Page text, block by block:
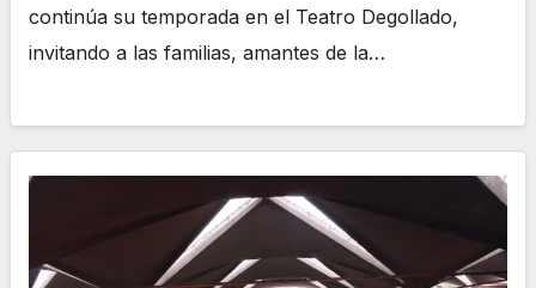
continúa su temporada en el Teatro Degollado,
invitando a las familias, amantes de la…